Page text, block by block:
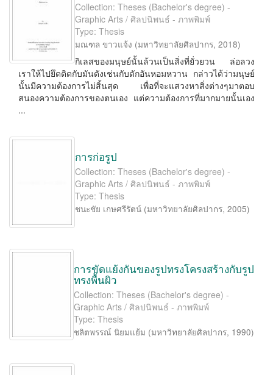
Collection: Theses (Bachelor's degree) -
Graphic Arts / ศิลปนิพนธ์ - ภาพพิมพ์
Type: Thesis
มณฑล ขาวแจ้ง (มหาวิทยาลัยศิลปากร, 2018)
กิเลสของมนุษย์นั้นล้วนเป็นสิ่งที่ยั่วยวน ล่อลวง
เราให้ไปยึดติดกับมันดังเช่นกับดักอันหอมหวาน กล่าวได้ว่ามนุษย์
นั้นมีความต้องการไม่สิ้นสุด เพื่อที่จะแสวงหาสิ่งต่างๆมาตอบ
สนองความต้องการของตนเอง แต่ความต้องการที่มากมายนั้นเอง
...
การก่อรูป
Collection: Theses (Bachelor's degree) -
Graphic Arts / ศิลปนิพนธ์ - ภาพพิมพ์
Type: Thesis
ชนะชัย เกษศรีรัตน์ (มหาวิทยาลัยศิลปากร, 2005)
การขัดแย้งกันของรูปทรงโครงสร้างกับรูป
ทรงพื้นผิว
Collection: Theses (Bachelor's degree) -
Graphic Arts / ศิลปนิพนธ์ - ภาพพิมพ์
Type: Thesis
ชลิตพรรณ์ นิยมแย้ม (มหาวิทยาลัยศิลปากร, 1990)